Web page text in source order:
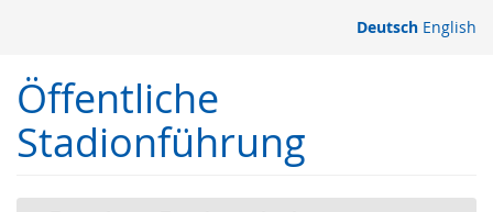
springen
Deutsch English
Öffentliche
Stadionführung